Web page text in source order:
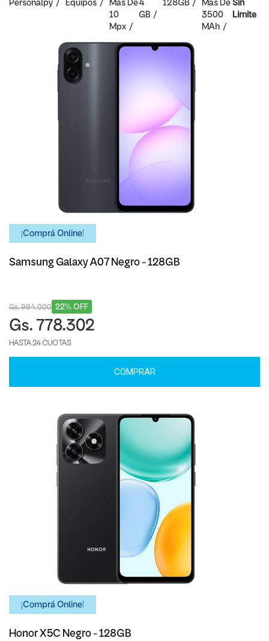
Personalpy Equipos
Mas De
10
Mpx
4
GB
128GB
Mas De
3500
MAh
Sin
Limite
¡Comprá Online!
Samsung Galaxy A07 Negro - 128GB
22% OFF
Gs. 994.000
Gs. 778.302
HASTA 24 CUOTAS
COMPRAR
¡Comprá Online!
Honor X5C Negro - 128GB